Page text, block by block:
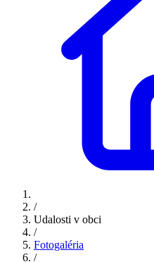
/
Udalosti v obci
/
Fotogaléria
/